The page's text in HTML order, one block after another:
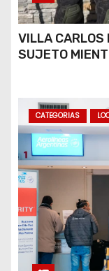
VILLA CARLOS
SUJETO
CATEGORIAS